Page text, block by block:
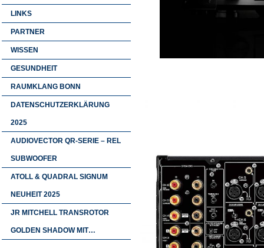
LINKS
PARTNER
WISSEN
GESUNDHEIT
RAUMKLANG BONN
DATENSCHUTZERKLÄRUNG
2025
AUDIOVECTOR QR-SERIE – REL
SUBWOOFER
ATOLL & QUADRAL SIGNUM
NEUHEIT 2025
JR MITCHELL TRANSROTOR
GOLDEN SHADOW MIT…